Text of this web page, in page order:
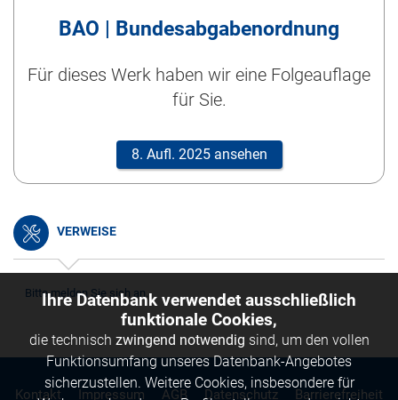
BAO | Bundesabgabenordnung
Für dieses Werk haben wir eine Folgeauflage
für Sie.
8. Aufl. 2025 ansehen
VERWEISE
Bitte melden Sie sich an.
Kontakt Impressum AGB Datenschutz Barrierefreiheit
Ihre Datenbank verwendet ausschließlich
funktionale Cookies,
die technisch zwingend notwendig sind, um den vollen
Funktionsumfang unseres Datenbank-Angebotes
sicherzustellen. Weitere Cookies, insbesondere für